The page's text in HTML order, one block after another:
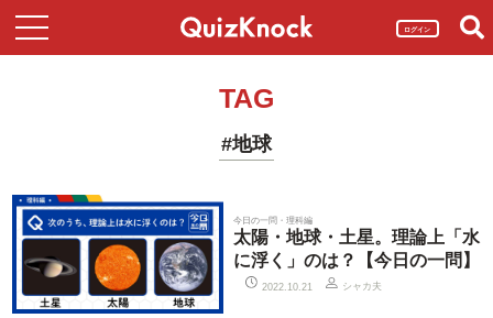
ログイン
TAG
#地球
今日の一問・理科編
太陽・地球・土星。理論上「水
に浮く」のは？【今日の一問】
2022.10.21 シャカ夫